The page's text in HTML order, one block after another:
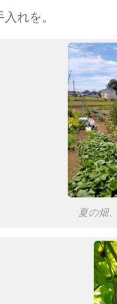
れを。
夏の畑